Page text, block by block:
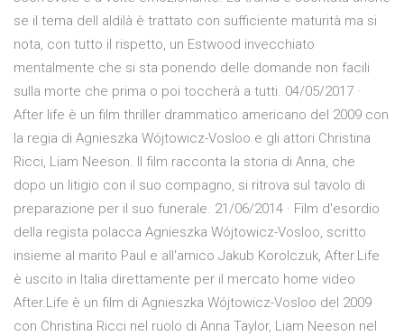
se il tema dell aldilà è trattato con sufficiente maturità ma si
nota, con tutto il rispetto, un Estwood invecchiato
mentalmente che si sta ponendo delle domande non facili
sulla morte che prima o poi toccherà a tutti. 04/05/2017 ·
After life è un film thriller drammatico americano del 2009 con
la regia di Agnieszka Wójtowicz-Vosloo e gli attori Christina
Ricci, Liam Neeson. Il film racconta la storia di Anna, che
dopo un litigio con il suo compagno, si ritrova sul tavolo di
preparazione per il suo funerale. 21/06/2014 · Film d'esordio
della regista polacca Agnieszka Wójtowicz-Vosloo, scritto
insieme al marito Paul e all'amico Jakub Korolczuk, After.Life
è uscito in Italia direttamente per il mercato home video
After.Life è un film di Agnieszka Wójtowicz-Vosloo del 2009
con Christina Ricci nel ruolo di Anna Taylor, Liam Neeson nel